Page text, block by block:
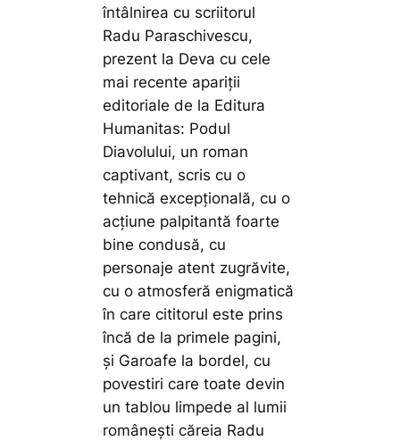
întâlnirea cu scriitorul
Radu Paraschivescu,
prezent la Deva cu cele
mai recente apariții
editoriale de la Editura
Humanitas: Podul
Diavolului, un roman
captivant, scris cu o
tehnică excepțională, cu o
acțiune palpitantă foarte
bine condusă, cu
personaje atent zugrăvite,
cu o atmosferă enigmatică
în care cititorul este prins
încă de la primele pagini,
și Garoafe la bordel, cu
povestiri care toate devin
un tablou limpede al lumii
românești căreia Radu